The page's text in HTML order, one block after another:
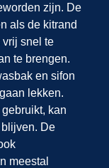
zijn. De
als de kitrand
vrij snel te
te brengen.
en sifon
lekken.
kan
De
meestal